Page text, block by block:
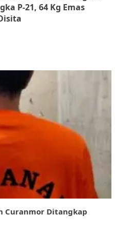
P-21, 64 Kg Emas
Curanmor Ditangkap